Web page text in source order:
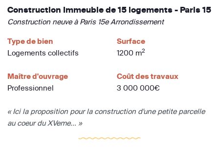
Construction Immeuble de 15 logements - Paris 15
Construction neuve à Paris 15e Arrondissement
Type de bien
Logements collectifs
Surface
1200 m2
Maître d'ouvrage
Professionnel
Coût des travaux
3 000 000€
« Ici la proposition pour la construction d'une petite parcelle
au coeur du XVeme... »